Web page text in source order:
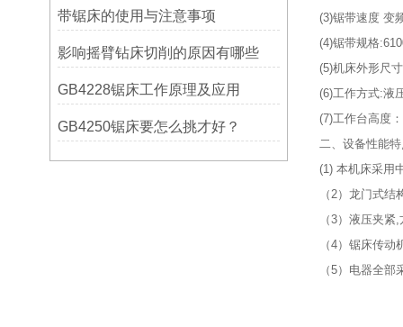
带锯床的使用与注意事项
影响摇臂钻床切削的原因有哪些
GB4228锯床工作原理及应用
GB4250锯床要怎么挑才好？
(3)锯带速度 变
(4)锯带规格
(5)机床外形尺
(6)工作方式:
(7)工作台高度
二、设备性能
(1) 本机床采用
（2）龙门式
（3）液压夹
（4）锯床传
（5）电器全